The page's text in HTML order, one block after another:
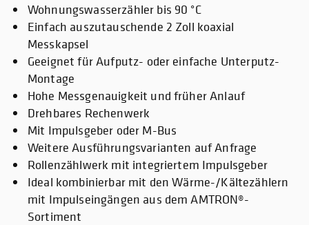
Wohnungswasserzähler bis 90 °C
Einfach auszutauschende 2 Zoll koaxial
Messkapsel
Geeignet für Aufputz- oder einfache Unterputz-
Montage
Hohe Messgenauigkeit und früher Anlauf
Drehbares Rechenwerk
Mit Impulsgeber oder M-Bus
Weitere Ausführungsvarianten auf Anfrage
Rollenzählwerk mit integriertem Impulsgeber
Ideal kombinierbar mit den Wärme-/Kältezählern
mit Impulseingängen aus dem AMTRON®-
Sortiment